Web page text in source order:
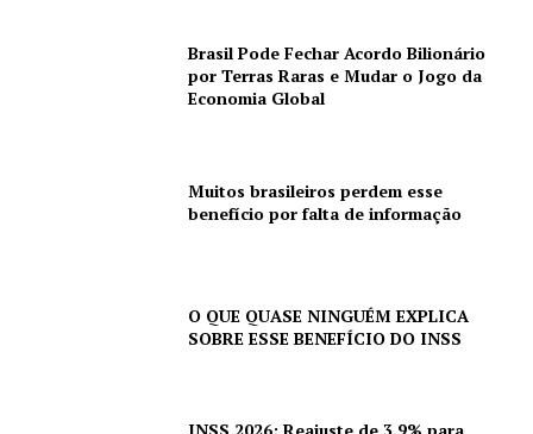
Brasil Pode Fechar Acordo Bilionário
por Terras Raras e Mudar o Jogo da
Economia Global
Muitos brasileiros perdem esse
benefício por falta de informação
O QUE QUASE NINGUÉM EXPLICA
SOBRE ESSE BENEFÍCIO DO INSS